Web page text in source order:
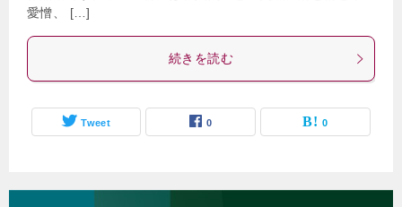
愛憎、 […]
続きを読む
Tweet 0 0